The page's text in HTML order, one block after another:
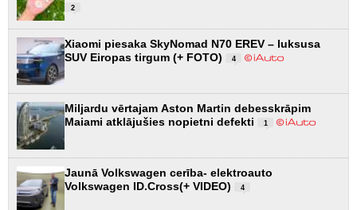
2
Xiaomi piesaka SkyNomad N70 EREV – luksusa
SUV Eiropas tirgum (+ FOTO)
4
Miljardu vērtajam Aston Martin debesskrāpim
Maiami atklājušies nopietni defekti
1
Jaunā Volkswagen cerība- elektroauto
Volkswagen ID.Cross(+ VIDEO)
4